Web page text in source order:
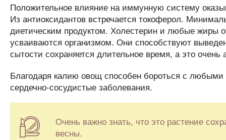
Положительное влияние на иммунную систему
Из антиоксидантов встречается токоферол.
диетическим продуктом. Холестерин и любые жиры
усваиваются организмом. Они способствуют
сытости сохраняется длительное время, а это
Благодаря калию овощ способен бороться с
сердечно-сосудистые заболевания.
Очень важно знать, что это растение
весны.